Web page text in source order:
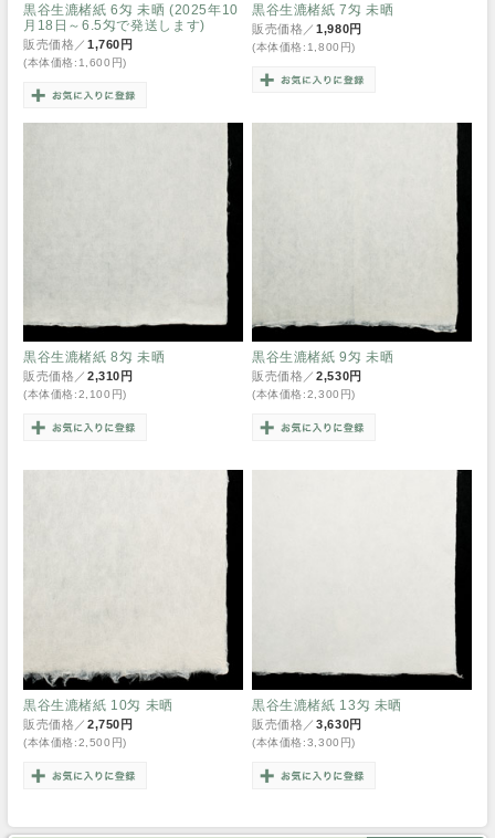
黒谷生漉楮紙 6匁 未晒 (2025年10
月18日～6.5匁で発送します)
販売価格／1,760円
(本体価格:1,600円)
黒谷生漉楮紙 7匁 未晒
販売価格／1,980円
(本体価格:1,800円)
黒谷生漉楮紙 8匁 未晒
販売価格／2,310円
(本体価格:2,100円)
黒谷生漉楮紙 9匁 未晒
販売価格／2,530円
(本体価格:2,300円)
黒谷生漉楮紙 10匁 未晒
販売価格／2,750円
(本体価格:2,500円)
黒谷生漉楮紙 13匁 未晒
販売価格／3,630円
(本体価格:3,300円)